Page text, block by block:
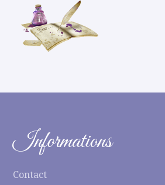
Informations
Contact